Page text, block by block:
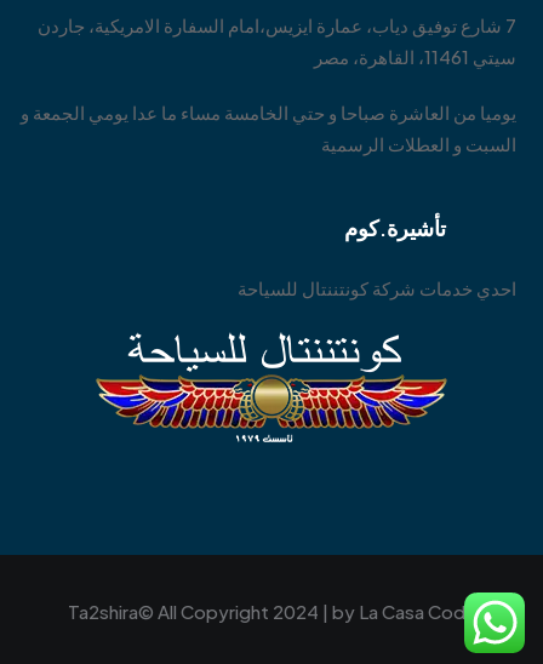
7 شارع توفيق دياب، عمارة ايزيس،امام السفارة الامريكية، جاردن
سيتي 11461، القاهرة، مصر
يوميا من العاشرة صباحا و حتي الخامسة مساء ما عدا يومي الجمعة و
السبت و العطلات الرسمية
تأشيرة.كوم
احدي خدمات شركة كونتننتال للسياحة
Ta2shira© All Copyright 2024 | by La Casa Code